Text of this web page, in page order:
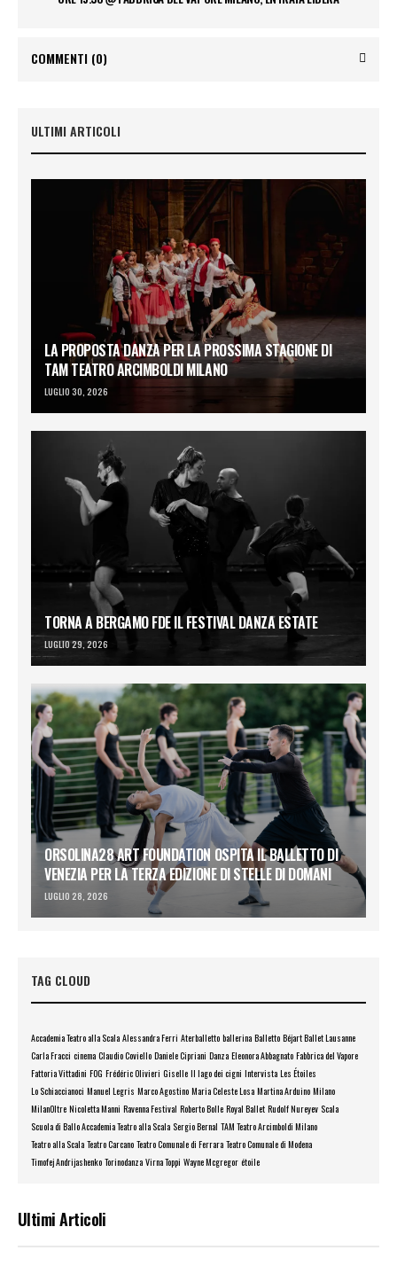
COMMENTI (0)
ULTIMI ARTICOLI
LA PROPOSTA DANZA PER LA PROSSIMA STAGIONE DI
TAM TEATRO ARCIMBOLDI MILANO
LUGLIO 30, 2026
TORNA A BERGAMO FDE IL FESTIVAL DANZA ESTATE
LUGLIO 29, 2026
ORSOLINA28 ART FOUNDATION OSPITA IL BALLETTO DI
VENEZIA PER LA TERZA EDIZIONE DI STELLE DI DOMANI
LUGLIO 28, 2026
TAG CLOUD
Accademia Teatro alla Scala Alessandra Ferri Aterballetto ballerina Balletto Béjart Ballet Lausanne
Carla Fracci cinema Claudio Coviello Daniele Cipriani Danza Eleonora Abbagnato Fabbrica del Vapore
Fattoria Vittadini FOG Frédéric Olivieri Giselle Il lago dei cigni Intervista Les Étoiles
Lo Schiaccianoci Manuel Legris Marco Agostino Maria Celeste Losa Martina Arduino Milano
MilanOltre Nicoletta Manni Ravenna Festival Roberto Bolle Royal Ballet Rudolf Nureyev Scala
Scuola di Ballo Accademia Teatro alla Scala Sergio Bernal TAM Teatro Arcimboldi Milano
Teatro alla Scala Teatro Carcano Teatro Comunale di Ferrara Teatro Comunale di Modena
Timofej Andrijashenko Torinodanza Virna Toppi Wayne Mcgregor étoile
Ultimi Articoli